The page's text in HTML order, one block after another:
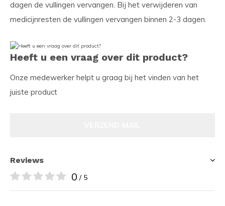
dagen de vullingen vervangen. Bij het verwijderen van
medicijnresten de vullingen vervangen binnen 2-3 dagen.
Heeft u een vraag over dit product?
Onze medewerker helpt u graag bij het vinden van het
juiste product
Reviews
0 / 5